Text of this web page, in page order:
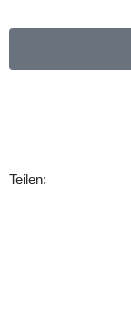
Teilen: